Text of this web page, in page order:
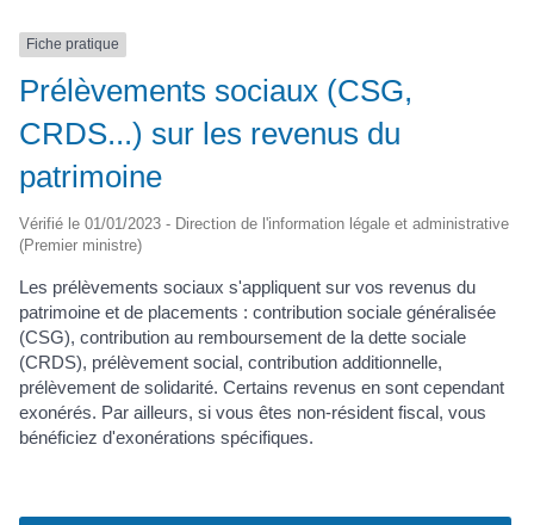
Fiche pratique
Prélèvements sociaux (CSG,
CRDS...) sur les revenus du
patrimoine
Vérifié le 01/01/2023 - Direction de l'information légale et administrative
(Premier ministre)
Les prélèvements sociaux s'appliquent sur vos revenus du
patrimoine et de placements : contribution sociale généralisée
(CSG), contribution au remboursement de la dette sociale
(CRDS), prélèvement social, contribution additionnelle,
prélèvement de solidarité. Certains revenus en sont cependant
exonérés. Par ailleurs, si vous êtes non-résident fiscal, vous
bénéficiez d'exonérations spécifiques.